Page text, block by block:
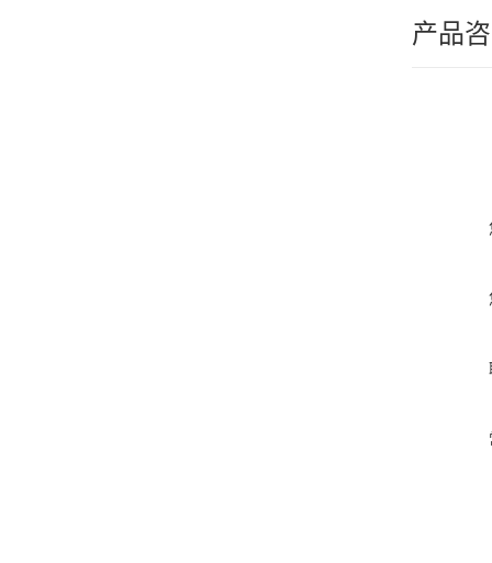
产品